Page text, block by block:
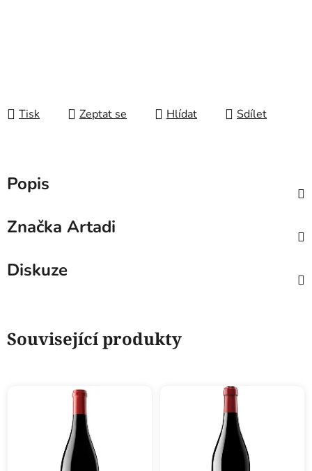
Tisk Zeptat se Hlídat Sdílet
Popis
Značka Artadi
Diskuze
Související produkty